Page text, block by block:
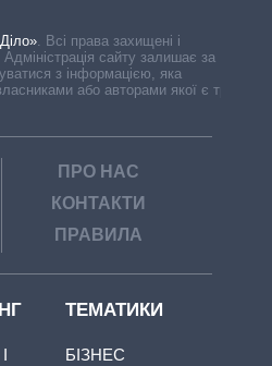
. Всі права захищені і
сайту залишає за
з інформацією, яка
або авторами якої є треті
ПРО НАС
КОНТАКТИ
ПРАВИЛА
ТЕМАТИКИ
БІЗНЕС